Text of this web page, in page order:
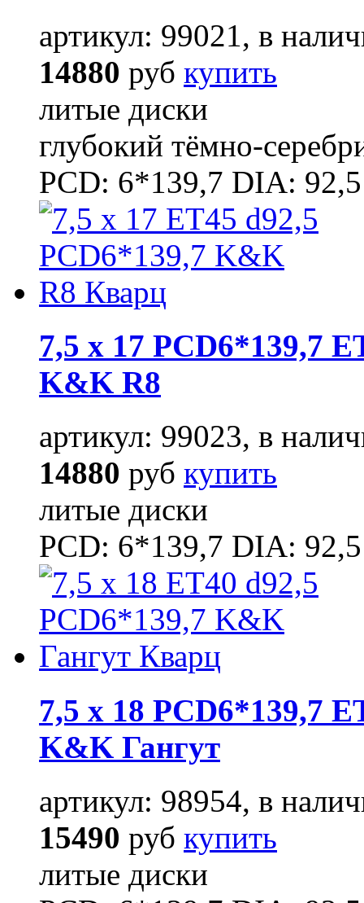
артикул: 99021, в
14880 руб купить
литые диски
глубокий тёмно-
PCD: 6*139,7 DIA: 92,5
7,5 x 17 PCD6*139,7
K&K R8
артикул: 99023, в
14880 руб купить
литые диски
PCD: 6*139,7 DIA: 92,5
7,5 x 18 PCD6*139,7
K&K Гангут
артикул: 98954, в
15490 руб купить
литые диски